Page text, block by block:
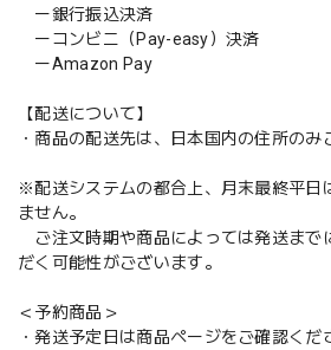
ー銀行振込決済
ーコンビニ（Pay-easy）決済
ーAmazon Pay
【配送について】
・商品の配送先は、日本国内の住所のみ
※配送システムの都合上、月末最終平日
ません。
ご注文時期や商品によっては発送まで
だく可能性がございます。
＜予約商品＞
・発送予定日は商品ページをご確認くだ